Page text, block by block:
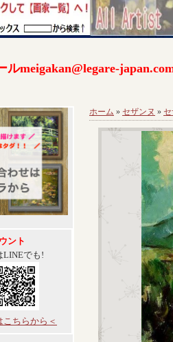
ルmeigakan@legare-
ント
LINEでも!
こちらから＜
ホーム » セザンヌ »